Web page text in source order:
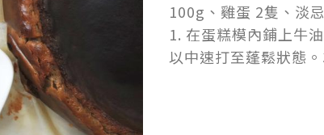
100g、雞蛋 2隻、淡
1. 在蛋糕模內鋪上牛
以中速打至蓬鬆狀態